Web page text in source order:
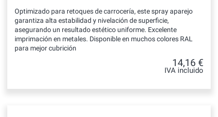
Optimizado para retoques de carrocería, este spray aparejo
garantiza alta estabilidad y nivelación de superficie,
asegurando un resultado estético uniforme. Excelente
imprimación en metales. Disponible en muchos colores RAL
para mejor cubrición
14,16 €
IVA incluido